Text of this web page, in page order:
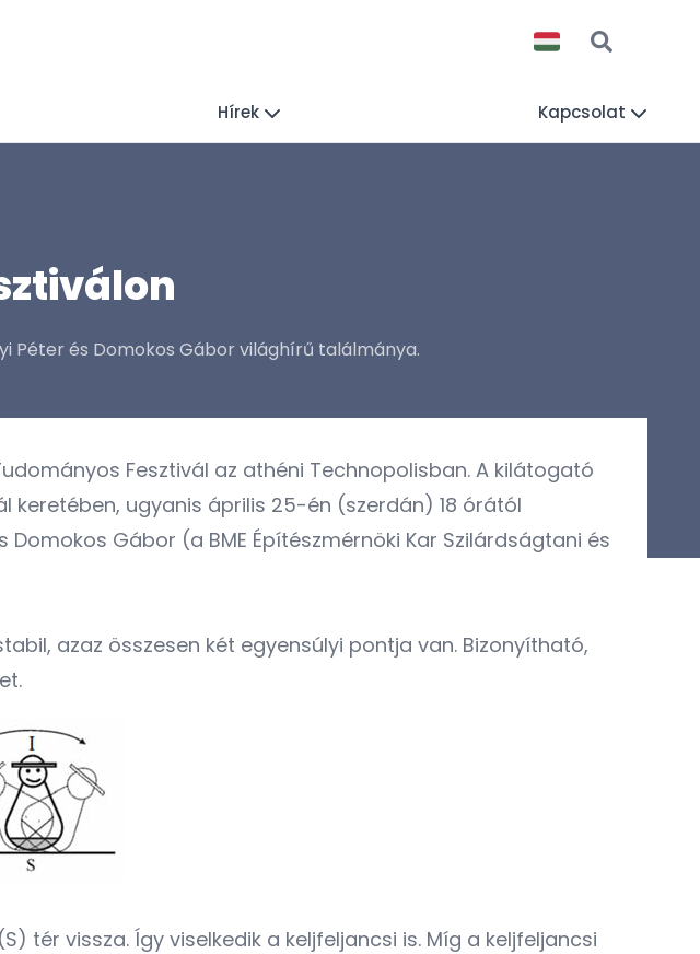
Hírek Kapcsolat
Péter és Domokos Gábor világhírű találmánya.
Fesztivál az athéni Technopolisban. A kilátogató
keretében, ugyanis április 25-én (szerdán) 18 órától
Gábor (a BME Építészmérnöki Kar Szilárdságtani és
azaz összesen két egyensúlyi pontja van. Bizonyítható,
tér vissza. Így viselkedik a keljfeljancsi is. Míg a keljfeljancsi